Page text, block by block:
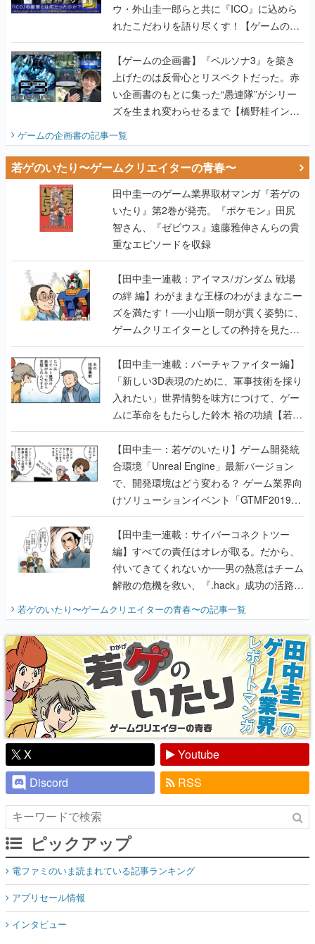
ウ・外山圭一郎らと共に『ICO』に込めら
れたこだわりを語り尽くす！【ゲームの企
画書】
【ゲームの企画書】『ペルソナ3』を築き
上げたのは反骨心とリスペクトだった。赤
い企画書のもとに集った“愚連隊”がシリー
ズを生まれ変わらせるまで【橋野桂インタ
ゲームの企画書の記事一覧
若ゲのいたり〜ゲームクリエイターの青春〜
田中圭一のゲーム業界取材マンガ『若ゲの
いたり』第2巻が発売。『ポケモン』田尻
智さん、『ゼビウス』遠藤雅伸さんらの貴
重なエピソードを収録
【田中圭一連載：アイマス/ガンダム 戦場
の絆 編】わがままな王様のわがままなニー
ズを満たす！──小山順一朗が貫く姿勢に、
ゲームクリエイターとしての矜持を見た
【若ゲのいたり最終回】
【田中圭一連載：バーチャファイター編】
「新しい3D表現のために、軍事技術を採り
入れたい」世界情勢を味方につけて、ゲー
ムに革命をもたらした鈴木 裕の功績【若ゲ
のいたり】
【田中圭一：若ゲのいたり】ゲーム開発統
合環境「Unreal Engine」最新バージョン
で、開発環境はどう変わる？ ゲーム業界向
けソリューションイベント「GTMF2019」
に行って、より理解を深めよう【PR】
【田中圭一連載：サイバーコネクトツー
編】すべての責任はオレが取る。だから、
付いてきてくれないか──男の熱意はチーム
解散の危機を救い、『.hack』成功の活路を
『少年ジャンプ』色だった【若ゲのいた
り】
若ゲのいたり〜ゲームクリエイターの青春〜の記事一覧
X
Youtube
Discord
RSS
ピックアップ
電ファミのいま読まれている記事ランキング
アプリセール情報
インタビュー